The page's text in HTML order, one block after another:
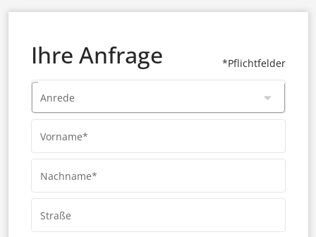
*Pflichtfelder
Ihre Anfrage
Anrede
Vorname*
Nachname*
Straße